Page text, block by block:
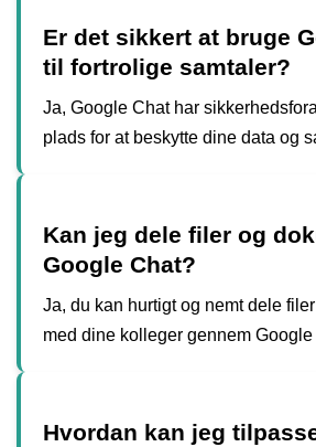
Er det sikkert at bruge
til fortrolige samtaler?
Ja, Google Chat har
plads for at beskytte dine data og
Kan jeg dele filer og
Google Chat?
Ja, du kan hurtigt og nemt dele
med dine kolleger gennem Google
Hvordan kan jeg